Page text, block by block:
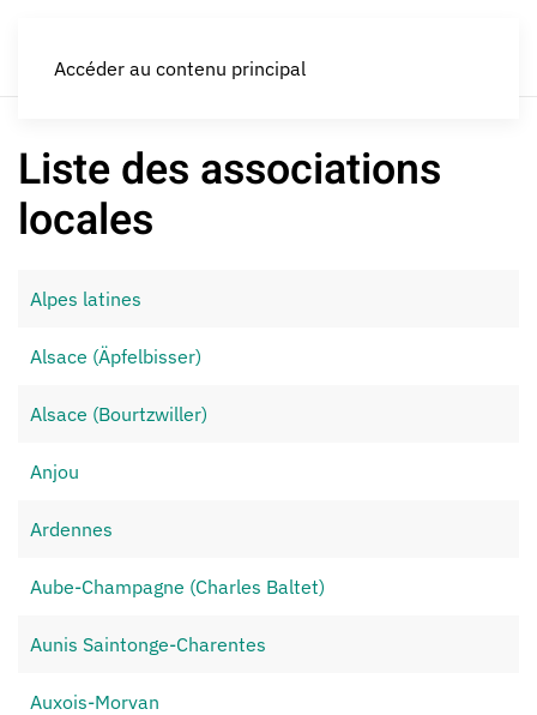
Accéder au contenu principal
Liste des associations
locales
Alpes latines
Alsace (Äpfelbisser)
Alsace (Bourtzwiller)
Anjou
Ardennes
Aube-Champagne (Charles Baltet)
Aunis Saintonge-Charentes
Auxois-Morvan